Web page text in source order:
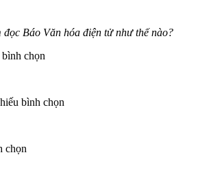
đọc Báo Văn hóa điện tử như thế nào?
chọn
bình chọn
chọn